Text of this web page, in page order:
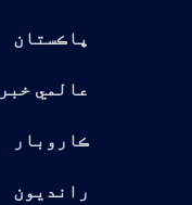
پاڪستان
عالمي
ڪاروبار
رانديون